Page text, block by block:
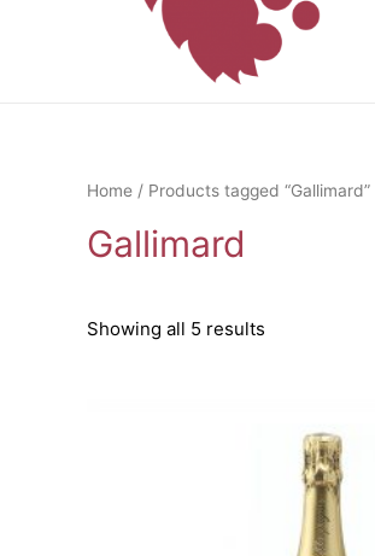
Home / Products tagged “Gallimard”
Gallimard
Showing all 5 results